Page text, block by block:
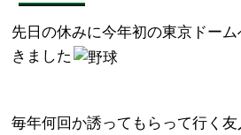
先日の休みに今年初の東京ドー
きました
毎年何回か誘ってもらって行く